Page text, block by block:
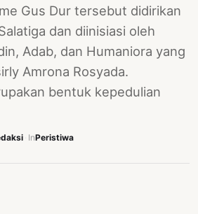
Gus Dur tersebut didirikan
dan diinisiasi oleh
Adab, dan Humaniora yang
Amrona Rosyada.
bentuk kepedulian
InPeristiwa